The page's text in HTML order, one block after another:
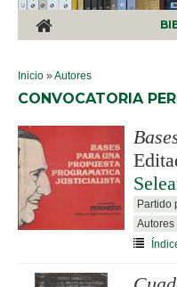
SE ENCUENTRA USTED AQUÍ
Inicio »Autores
CONVOCATORIA
Partido